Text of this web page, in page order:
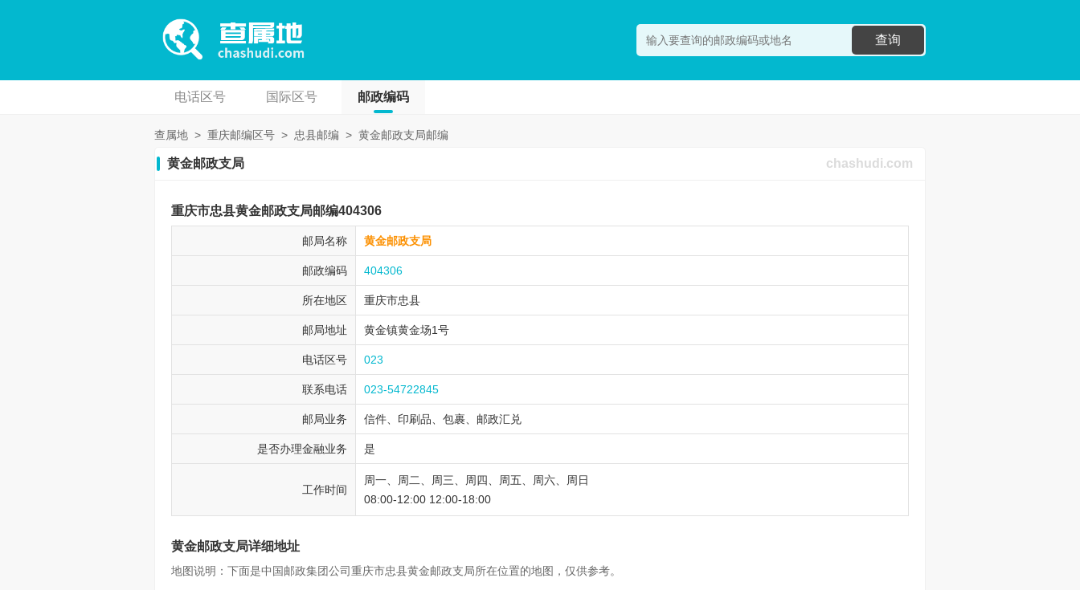
查询
电话区号 国际区号 邮政编码
查属地 > 重庆邮编区号 > 忠县邮编 > 黄金邮政支局邮编
黄金邮政支局 chashudi.com
重庆市忠县黄金邮政支局邮编404306
邮局名称 黄金邮政支局
邮政编码 404306
所在地区 重庆市忠县
邮局地址 黄金镇黄金场1号
电话区号 023
联系电话 023-54722845
邮局业务 信件、印刷品、包裹、邮政汇兑
是否办理金融业务 是
工作时间
周一、周二、周三、周四、周五、周六、周日
08:00-12:00 12:00-18:00
黄金邮政支局详细地址
地图说明：下面是中国邮政集团公司重庆市忠县黄金邮政支局所在位置的地图，仅供参考。